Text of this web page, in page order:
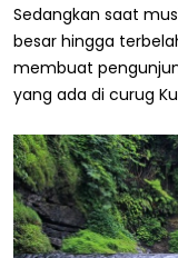
Sedangkan saat
besar hingga
membuat
yang ada di curug